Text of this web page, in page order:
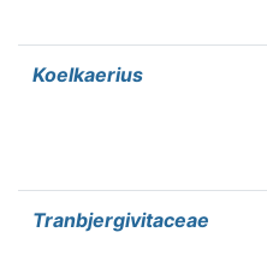
Koelkaerius
Tranbjergivitaceae